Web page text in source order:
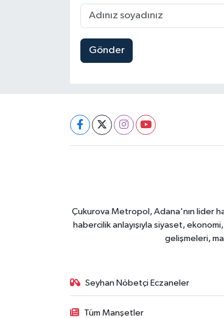
Gönder
Çukurova Metropol, Adana'nın lider
habercilik anlayışıyla siyaset,
gelişmeleri,
Seyhan Nöbetçi Eczaneler
Tüm Manşetler